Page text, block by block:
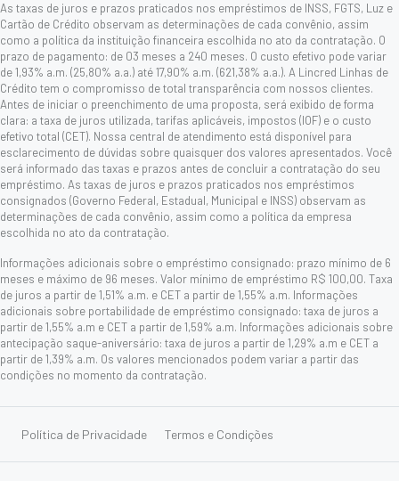
As taxas de juros e prazos praticados nos empréstimos de INSS, FGTS, Luz e
Cartão de Crédito observam as determinações de cada convênio, assim
como a política da instituição financeira escolhida no ato da contratação. O
prazo de pagamento: de 03 meses a 240 meses. O custo efetivo pode variar
de 1,93% a.m. (25,80% a.a.) até 17,90% a.m. (621,38% a.a.). A Lincred Linhas de
Crédito tem o compromisso de total transparência com nossos clientes.
Antes de iniciar o preenchimento de uma proposta, será exibido de forma
clara: a taxa de juros utilizada, tarifas aplicáveis, impostos (IOF) e o custo
efetivo total (CET). Nossa central de atendimento está disponível para
esclarecimento de dúvidas sobre quaisquer dos valores apresentados. Você
será informado das taxas e prazos antes de concluir a contratação do seu
empréstimo. As taxas de juros e prazos praticados nos empréstimos
consignados (Governo Federal, Estadual, Municipal e INSS) observam as
determinações de cada convênio, assim como a política da empresa
escolhida no ato da contratação.
Informações adicionais sobre o empréstimo consignado: prazo mínimo de 6
meses e máximo de 96 meses. Valor mínimo de empréstimo R$ 100,00. Taxa
de juros a partir de 1,51% a.m. e CET a partir de 1,55% a.m. Informações
adicionais sobre portabilidade de empréstimo consignado: taxa de juros a
partir de 1,55% a.m e CET a partir de 1,59% a.m. Informações adicionais sobre
antecipação saque-aniversário: taxa de juros a partir de 1,29% a.m e CET a
partir de 1,39% a.m. Os valores mencionados podem variar a partir das
condições no momento da contratação.
Política de Privacidade Termos e Condições